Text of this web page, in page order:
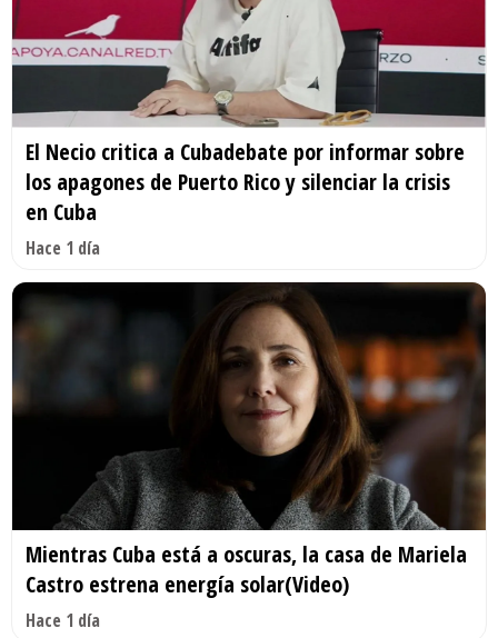
El Necio critica a Cubadebate por informar sobre
los apagones de Puerto Rico y silenciar la crisis
en Cuba
Hace 1 día
Mientras Cuba está a oscuras, la casa de Mariela
Castro estrena energía solar(Video)
Hace 1 día